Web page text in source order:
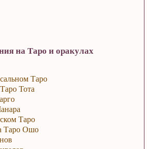
на Таро и оракулах
Таро
Тота
Таро
Таро Ошо